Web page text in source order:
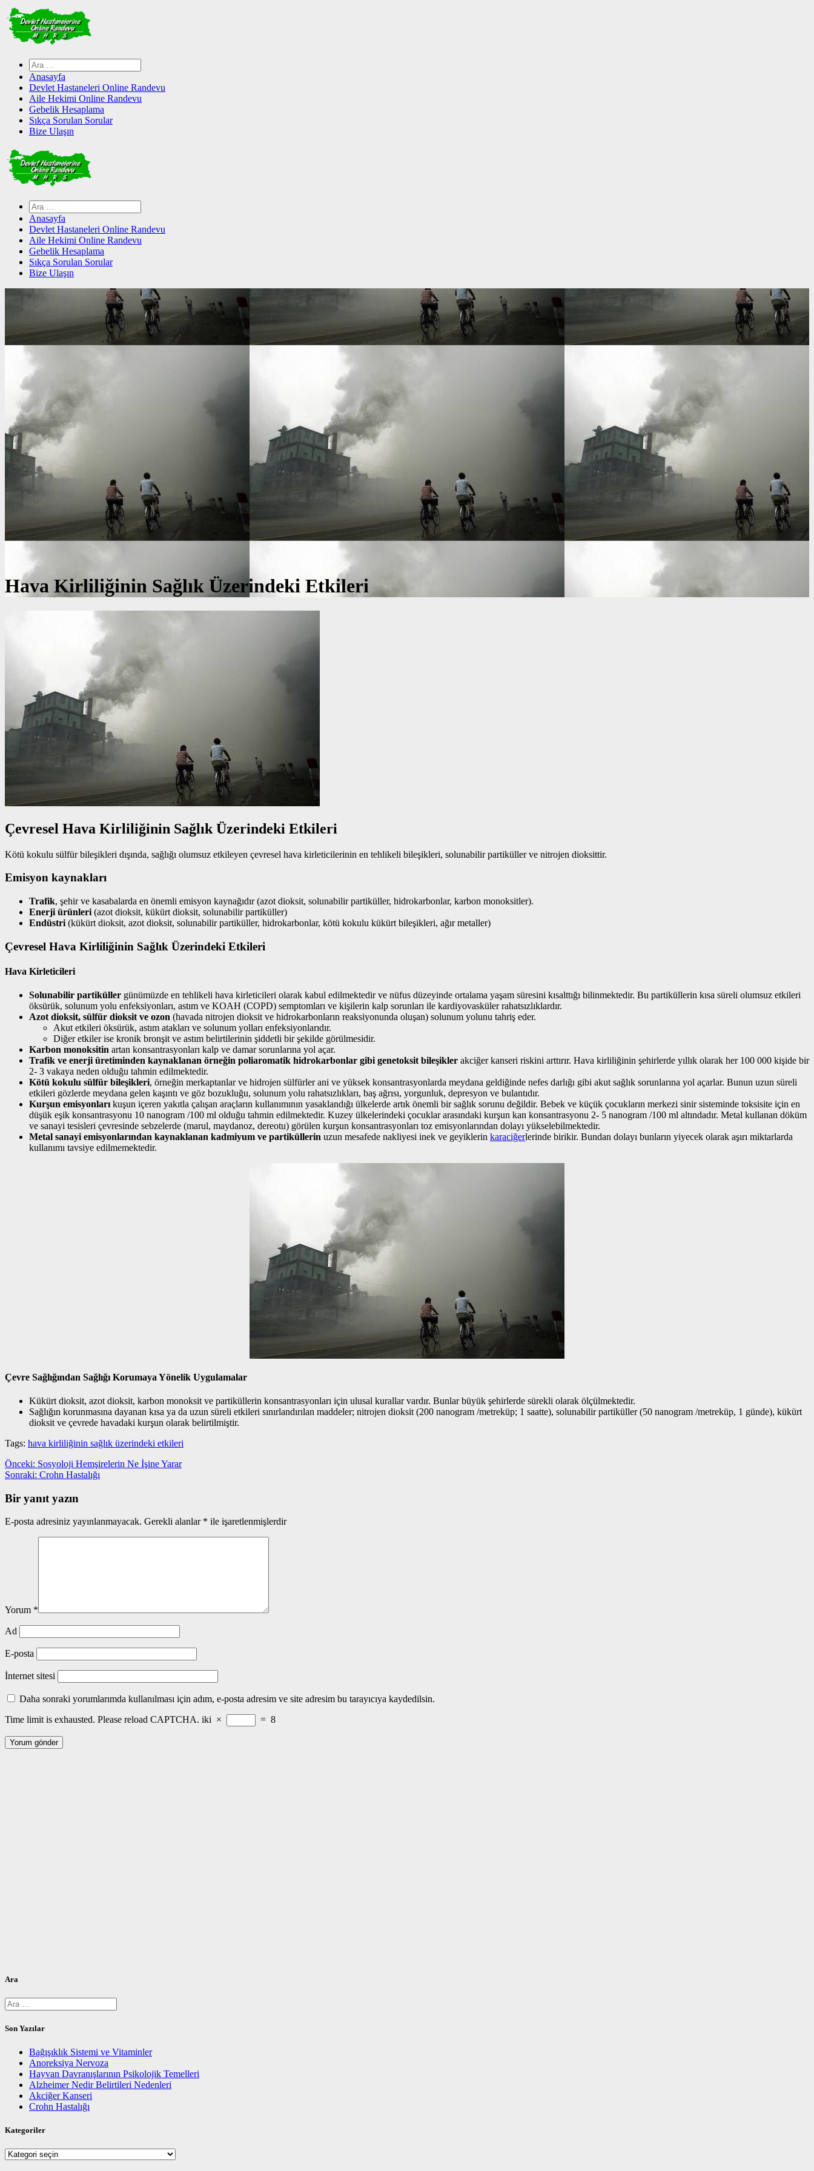
Skip
to
content
Arama:
Anasayfa
Devlet Hastaneleri Online Randevu
Aile Hekimi Online Randevu
Gebelik Hesaplama
Sıkça Sorulan Sorular
Bize Ulaşın
Arama:
Anasayfa
Devlet Hastaneleri Online Randevu
Aile Hekimi Online Randevu
Gebelik Hesaplama
Sıkça Sorulan Sorular
Bize Ulaşın
Hava Kirliliğinin Sağlık Üzerindeki Etkileri
Çevresel Hava Kirliliğinin Sağlık Üzerindeki Etkileri
Kötü kokulu sülfür bileşikleri dışında, sağlığı olumsuz etkileyen çevresel hava kirleticilerinin en tehlikeli bileşikleri, solunabilir partiküller ve nitrojen dioksittir.
Emisyon kaynakları
Trafik, şehir ve kasabalarda en önemli emisyon kaynağıdır (azot dioksit, solunabilir partiküller, hidrokarbonlar, karbon monoksitler).
Enerji ürünleri (azot dioksit, kükürt dioksit, solunabilir partiküller)
Endüstri (kükürt dioksit, azot dioksit, solunabilir partiküller, hidrokarbonlar, kötü kokulu kükürt bileşikleri, ağır metaller)
Çevresel Hava Kirliliğinin Sağlık Üzerindeki Etkileri
Hava Kirleticileri
Solunabilir partiküller günümüzde en tehlikeli hava kirleticileri olarak kabul edilmektedir ve nüfus düzeyinde ortalama yaşam süresini kısalttığı bilinmektedir. Bu partiküllerin kısa süreli olumsuz etkileri
öksürük, solunum yolu enfeksiyonları, astım ve KOAH (COPD) semptomları ve kişilerin kalp sorunları ile kardiyovasküler rahatsızlıklardır.
Azot dioksit, sülfür dioksit ve ozon (havada nitrojen dioksit ve hidrokarbonların reaksiyonunda oluşan) solunum yolunu tahriş eder.
Akut etkileri öksürük, astım atakları ve solunum yolları enfeksiyonlarıdır.
Diğer etkiler ise kronik bronşit ve astım belirtilerinin şiddetli bir şekilde görülmesidir.
Karbon monoksitin artan konsantrasyonları kalp ve damar sorunlarına yol açar.
Trafik ve enerji üretiminden kaynaklanan örneğin poliaromatik hidrokarbonlar gibi genetoksit bileşikler akciğer kanseri riskini arttırır. Hava kirliliğinin şehirlerde yıllık olarak her 100 000 kişide bir
2- 3 vakaya neden olduğu tahmin edilmektedir.
Kötü kokulu sülfür bileşikleri, örneğin merkaptanlar ve hidrojen sülfürler ani ve yüksek konsantrasyonlarda meydana geldiğinde nefes darlığı gibi akut sağlık sorunlarına yol açarlar. Bunun uzun süreli
etkileri gözlerde meydana gelen kaşıntı ve göz bozukluğu, solunum yolu rahatsızlıkları, baş ağrısı, yorgunluk, depresyon ve bulantıdır.
Kurşun emisyonları kuşun içeren yakıtla çalışan araçların kullanımının yasaklandığı ülkelerde artık önemli bir sağlık sorunu değildir. Bebek ve küçük çocukların merkezi sinir sisteminde toksisite için en
düşük eşik konsantrasyonu 10 nanogram /100 ml olduğu tahmin edilmektedir. Kuzey ülkelerindeki çocuklar arasındaki kurşun kan konsantrasyonu 2- 5 nanogram /100 ml altındadır. Metal kullanan döküm
ve sanayi tesisleri çevresinde sebzelerde (marul, maydanoz, dereotu) görülen kurşun konsantrasyonları toz emisyonlarından dolayı yükselebilmektedir.
Metal sanayi emisyonlarından kaynaklanan kadmiyum ve partiküllerin uzun mesafede nakliyesi inek ve geyiklerin karaciğerlerinde birikir. Bundan dolayı bunların yiyecek olarak aşırı miktarlarda
kullanımı tavsiye edilmemektedir.
Çevre Sağlığından Sağlığı Korumaya Yönelik Uygulamalar
Kükürt dioksit, azot dioksit, karbon monoksit ve partiküllerin konsantrasyonları için ulusal kurallar vardır. Bunlar büyük şehirlerde sürekli olarak ölçülmektedir.
Sağlığın korunmasına dayanan kısa ya da uzun süreli etkileri sınırlandırılan maddeler; nitrojen dioksit (200 nanogram /metreküp; 1 saatte), solunabilir partiküller (50 nanogram /metreküp, 1 günde), kükürt
dioksit ve çevrede havadaki kurşun olarak belirtilmiştir.
Tags: hava kirliliğinin sağlık üzerindeki etkileri
Yazı
gezinmesi
Önceki: Önceki
yazı:
Sosyoloji Hemşirelerin Ne İşine Yarar
Sonraki: Sonraki
Crohn Hastalığı
Bir yanıt yazın
E-posta adresiniz yayınlanmayacak. Gerekli alanlar * ile işaretlenmişlerdir
Yorum *
Ad
E-posta
İnternet sitesi
Daha sonraki yorumlarımda kullanılması için adım, e-posta adresim ve site adresim bu tarayıcıya kaydedilsin.
Time limit is exhausted. Please reload CAPTCHA. iki × = 8
Ara
Arama:
Son Yazılar
Bağışıklık Sistemi ve Vitaminler
Anoreksiya Nervoza
Hayvan Davranışlarının Psikolojik Temelleri
Alzheimer Nedir Belirtileri Nedenleri
Akciğer Kanseri
Crohn Hastalığı
Kategoriler
Kategoriler